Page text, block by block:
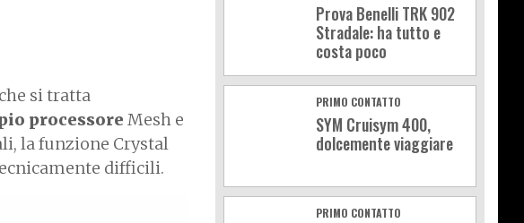
si tratta
processore Mesh e
la funzione Crystal
difficili.
Prova Benelli TRK 902
Stradale: ha tutto e
costa poco
PRIMO CONTATTO
SYM Cruisym 400,
dolcemente viaggiare
PRIMO CONTATTO